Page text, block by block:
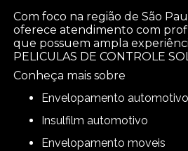
Com foco na região de São
oferece atendimento com
que possuem ampla
PELICULAS DE CONTROLE
Conheça mais sobre
envelopamento automotivo
insulfilm automotivo
envelopamento moveis